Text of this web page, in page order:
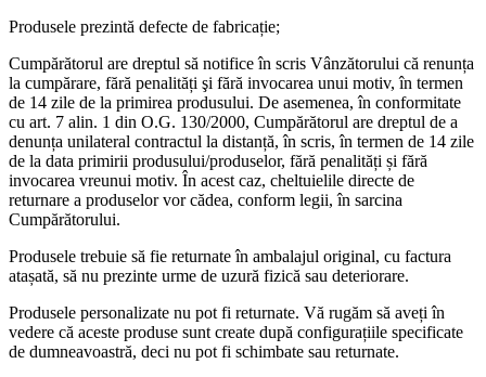
Produsele prezintă defecte de fabricație;
Cumpărătorul are dreptul să notifice în scris Vânzătorului că renunța
la cumpărare, fără penalități şi fără invocarea unui motiv, în termen
de 14 zile de la primirea produsului. De asemenea, în conformitate
cu art. 7 alin. 1 din O.G. 130/2000, Cumpărătorul are dreptul de a
denunța unilateral contractul la distanță, în scris, în termen de 14 zile
de la data primirii produsului/produselor, fără penalități și fără
invocarea vreunui motiv. În acest caz, cheltuielile directe de
returnare a produselor vor cădea, conform legii, în sarcina
Cumpărătorului.
Produsele trebuie să fie returnate în ambalajul original, cu factura
atașată, să nu prezinte urme de uzură fizică sau deteriorare.
Produsele personalizate nu pot fi returnate. Vă rugăm să aveți în
vedere că aceste produse sunt create după configurațiile specificate
de dumneavoastră, deci nu pot fi schimbate sau returnate.